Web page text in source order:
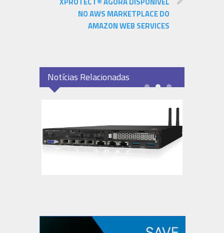
NO AWS MARKETPLACE DO
AMAZON WEB SERVICES
Notícias Relacionadas